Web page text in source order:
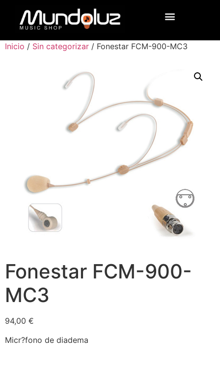
Inicio / Sin categorizar / Fonestar FCM-900-MC3
Fonestar FCM-900-
MC3
94,00 €
Micr?fono de diadema